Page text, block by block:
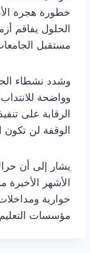
خطورة هجرة
الحلول يفاقم
مستقبل
وشدد نشطاء
وواضحة
الرقابة على
الوقفة لن تكون
يشار إلى أن
الأشهر الأخيرة
حوارية
مؤسسات